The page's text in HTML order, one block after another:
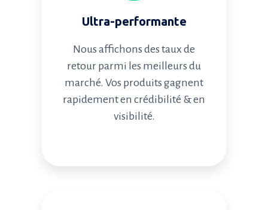
Ultra-performante
Nous affichons des taux de
retour parmi les meilleurs du
marché. Vos produits gagnent
rapidement en crédibilité & en
visibilité.